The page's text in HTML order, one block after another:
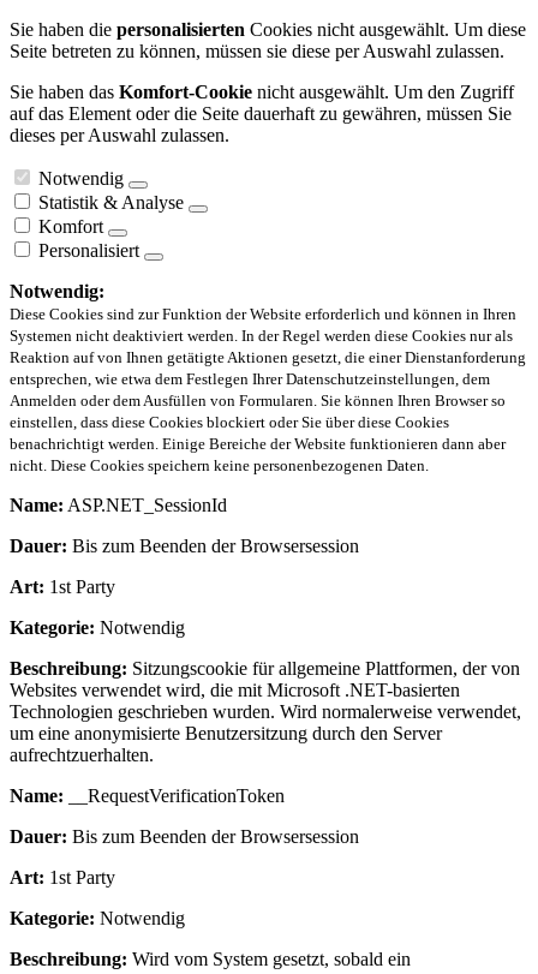
Sie haben die personalisierten Cookies nicht ausgewählt. Um diese
Seite betreten zu können, müssen sie diese per Auswahl zulassen.
Sie haben das Komfort-Cookie nicht ausgewählt. Um den Zugriff
auf das Element oder die Seite dauerhaft zu gewähren, müssen Sie
dieses per Auswahl zulassen.
Notwendig
Statistik & Analyse
Komfort
Personalisiert
Notwendig:
Diese Cookies sind zur Funktion der Website erforderlich und können in Ihren
Systemen nicht deaktiviert werden. In der Regel werden diese Cookies nur als
Reaktion auf von Ihnen getätigte Aktionen gesetzt, die einer Dienstanforderung
entsprechen, wie etwa dem Festlegen Ihrer Datenschutzeinstellungen, dem
Anmelden oder dem Ausfüllen von Formularen. Sie können Ihren Browser so
einstellen, dass diese Cookies blockiert oder Sie über diese Cookies
benachrichtigt werden. Einige Bereiche der Website funktionieren dann aber
nicht. Diese Cookies speichern keine personenbezogenen Daten.
Name: ASP.NET_SessionId
Dauer: Bis zum Beenden der Browsersession
Art: 1st Party
Kategorie: Notwendig
Beschreibung: Sitzungscookie für allgemeine Plattformen, der von
Websites verwendet wird, die mit Microsoft .NET-basierten
Technologien geschrieben wurden. Wird normalerweise verwendet,
um eine anonymisierte Benutzersitzung durch den Server
aufrechtzuerhalten.
Name: __RequestVerificationToken
Dauer: Bis zum Beenden der Browsersession
Art: 1st Party
Kategorie: Notwendig
Beschreibung: Wird vom System gesetzt, sobald ein